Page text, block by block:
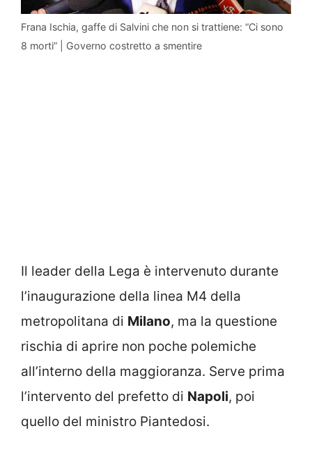
Frana Ischia, gaffe di Salvini che non si trattiene: “Ci sono
8 morti” | Governo costretto a smentire
Il leader della Lega è intervenuto durante
l’inaugurazione della linea M4 della
metropolitana di Milano, ma la questione
rischia di aprire non poche polemiche
all’interno della maggioranza. Serve prima
l’intervento del prefetto di Napoli, poi
quello del ministro Piantedosi.